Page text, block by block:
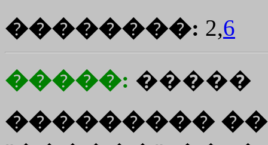
��������: 2,6
�����: �����
���������